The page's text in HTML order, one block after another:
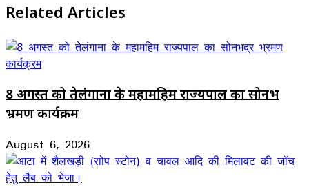
Related Articles
8 अगस्त को तेलंगाना के महामहिम राज्यपाल का सोनभद्र
भ्रमण कार्यक्रम
August 6, 2026